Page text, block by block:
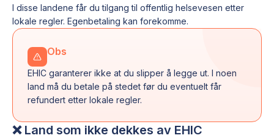
I disse landene får du tilgang til offentlig helsevesen etter
lokale regler. Egenbetaling kan forekomme.
Obs
EHIC garanterer ikke at du slipper å legge ut. I noen
land må du betale på stedet før du eventuelt får
refundert etter lokale regler.
❌ Land som ikke dekkes av EHIC